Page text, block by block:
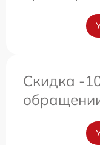
Скидка -